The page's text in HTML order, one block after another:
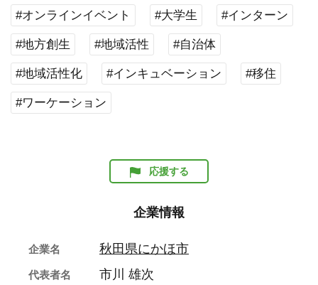
#オンラインイベント #大学生 #インターン
#地方創生 #地域活性 #自治体
#地域活性化 #インキュベーション #移住
#ワーケーション
応援する
企業情報
企業名 秋田県にかほ市
代表者名 市川 雄次